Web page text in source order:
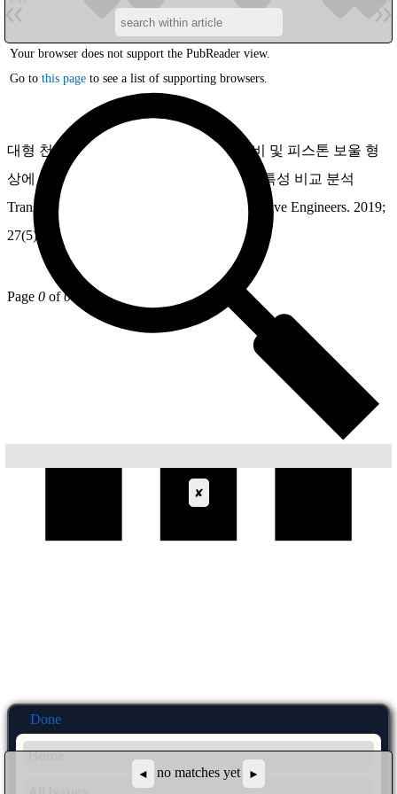
Your browser does not support the PubReader view.
Go to this page to see a list of supporting browsers.
대형 천연가스/디젤 혼소 엔진에서 압축비 및 피스톤 보울 형
상에 따른 디젤 분사시기 별 연소 및 배기 특성 비교 분석
Transactions of the Korean Society of Automotive Engineers. 2019;
27(5):411
Page 0 of0
Done
Home
✘
◄ no matches yet ►